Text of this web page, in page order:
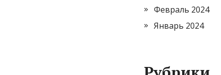
Февраль 2024
Январь 2024